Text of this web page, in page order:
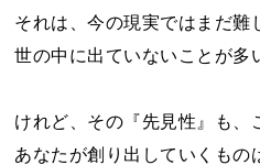
それは、今の現実ではまだ難
世の中に出ていないことが多
けれど、その『先見性』も、
あなたが創り出していくもの